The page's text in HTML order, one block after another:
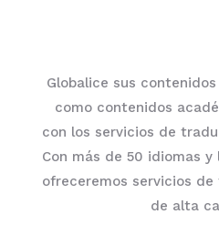
Globalice sus
como contenidos
con los servicios de
Con más de 50 idiomas
ofreceremos servicios
de alta